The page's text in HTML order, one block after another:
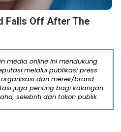
Falls Off After The
media online ini mendukung
melalui publikasi press
dan merek/brand
juga penting bagi kalangan
selebriti dan tokoh publik.